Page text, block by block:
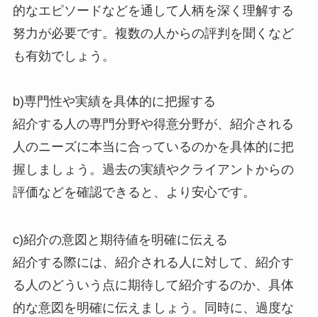
的なエピソードなどを通して人柄を深く理解する
努力が必要です。複数の人からの評判を聞くなど
も有効でしょう。
b)専門性や実績を具体的に把握する
紹介する人の専門分野や得意分野が、紹介される
人のニーズに本当に合っているのかを具体的に把
握しましょう。過去の実績やクライアントからの
評価などを確認できると、より安心です。
c)紹介の意図と期待値を明確に伝える
紹介する際には、紹介される人に対して、紹介す
る人のどういう点に期待して紹介するのか、具体
的な意図を明確に伝えましょう。同時に、過度な